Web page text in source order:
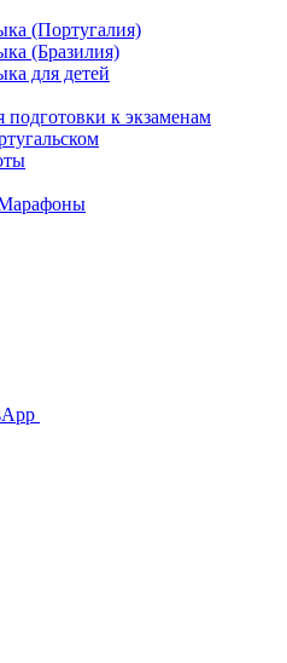
(Португалия)
(Бразилия)
для детей
к экзаменам